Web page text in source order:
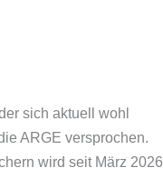
sich aktuell wohl
ARGE versprochen.
wird seit März 2026